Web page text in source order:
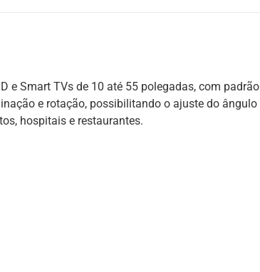
e Smart TVs de 10 até 55 polegadas, com padrão
e rotação, possibilitando o ajuste do ângulo
hospitais e restaurantes.